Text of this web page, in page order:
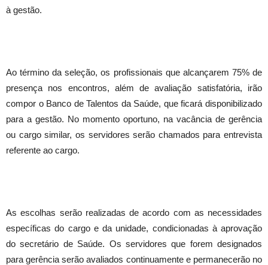
à gestão.
Ao término da seleção, os profissionais que alcançarem 75% de
presença nos encontros, além de avaliação satisfatória, irão
compor o Banco de Talentos da Saúde, que ficará disponibilizado
para a gestão. No momento oportuno, na vacância de gerência
ou cargo similar, os servidores serão chamados para entrevista
referente ao cargo.
As escolhas serão realizadas de acordo com as necessidades
específicas do cargo e da unidade, condicionadas à aprovação
do secretário de Saúde. Os servidores que forem designados
para gerência serão avaliados continuamente e permanecerão no